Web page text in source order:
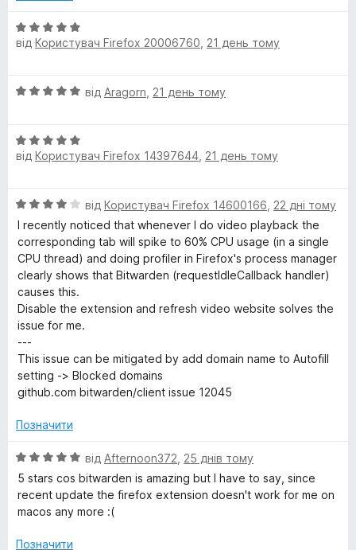
О
ц
к
з
5
від Користувач Firefox 20006760 21 день тому
О
н
к
з
5
від Aragorn 21 день тому
О
ц
к
а
5
з
5
від Користувач Firefox 14397644 21 день тому
О
ц
н
к
а
4
з
від Користувач Firefox 14600166 22 дні тому
I recently noticed that whenever I do video playback the
corresponding tab will spike to 60% CPU usage (in a single
CPU thread) and doing profiler in Firefox's process manager
clearly shows that Bitwarden (requestIdleCallback handler)
causes this.
Disable the extension and refresh video website solves the
issue for me.
---
This issue can be mitigated by add domain name to Autofill
setting -> Blocked domains
github.com bitwarden/client issue 12045
Позначити
О
ц
н
а
від Afternoon372 25 днів тому
5 stars cos bitwarden is amazing but I have to say, since
recent update the firefox extension doesn't work for me on
macos any more :(
Позначити